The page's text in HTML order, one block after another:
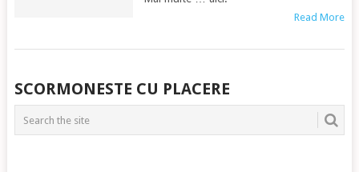
Read More
POSTS
NAVIGATION
SCORMONESTE CU PLACERE